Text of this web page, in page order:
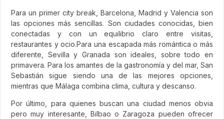
Para un primer city break, Barcelona, Madrid y Valencia son
las opciones más sencillas. Son ciudades conocidas, bien
conectadas y con un equilibrio claro entre visitas,
restaurantes y ocio.Para una escapada más romántica o más
diferente, Sevilla y Granada son ideales, sobre todo en
primavera. Para los amantes de la gastronomía y del mar, San
Sebastián sigue siendo una de las mejores opciones,
mientras que Málaga combina clima, cultura y descanso.
Por último, para quienes buscan una ciudad menos obvia
pero muy interesante, Bilbao o Zaragoza pueden ofrecer